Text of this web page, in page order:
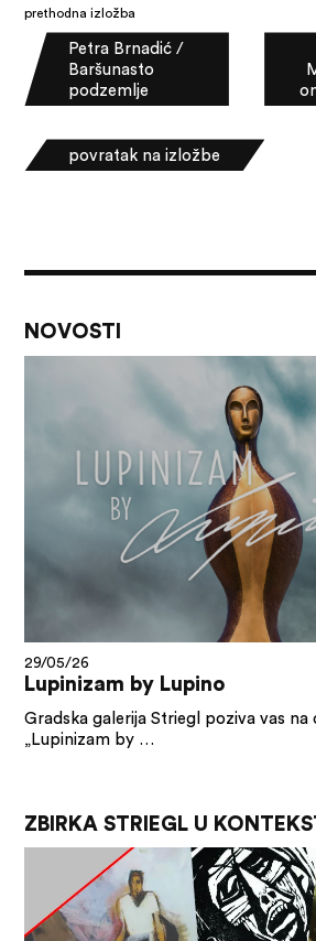
prethodna izložba
Petra Brnadić /
Baršunasto
podzemlje
povratak na izložbe
NOVOSTI
29/05/26
Lupinizam by Lupino
Gradska galerija Striegl poziva vas
„Lupinizam by …
ZBIRKA STRIEGL U